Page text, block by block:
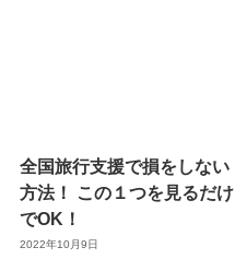
全国旅行支援で損をしない
方法！ この１つを見るだけ
でOK！
2022年10月9日